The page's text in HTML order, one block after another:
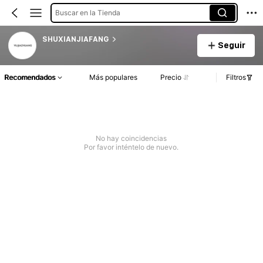
Buscar en la Tienda
SHUXIANJIAFANG
Seguir
Recomendados Más populares Precio Filtros
No hay coincidencias
Por favor inténtelo de nuevo.